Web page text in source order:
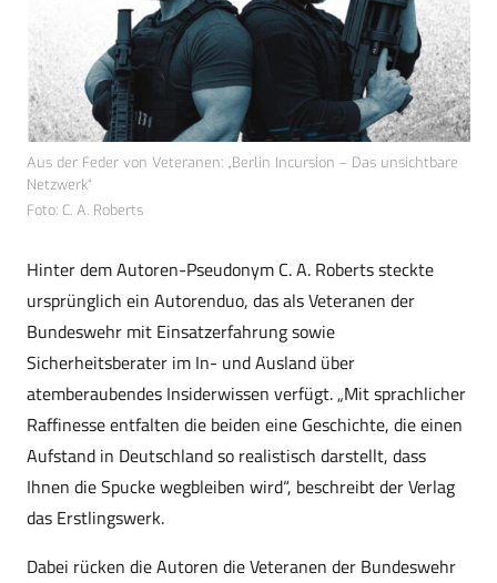
Aus der Feder von Veteranen: „Berlin Incursion – Das unsichtbare
Netzwerk“
Foto: C. A. Roberts
Hinter dem Autoren-Pseudonym C. A. Roberts steckte
ursprünglich ein Autorenduo, das als Veteranen der
Bundeswehr mit Einsatzerfahrung sowie
Sicherheitsberater im In- und Ausland über
atemberaubendes Insiderwissen verfügt. „Mit sprachlicher
Raffinesse entfalten die beiden eine Geschichte, die einen
Aufstand in Deutschland so realistisch darstellt, dass
Ihnen die Spucke wegbleiben wird“, beschreibt der Verlag
das Erstlingswerk.
Dabei rücken die Autoren die Veteranen der Bundeswehr